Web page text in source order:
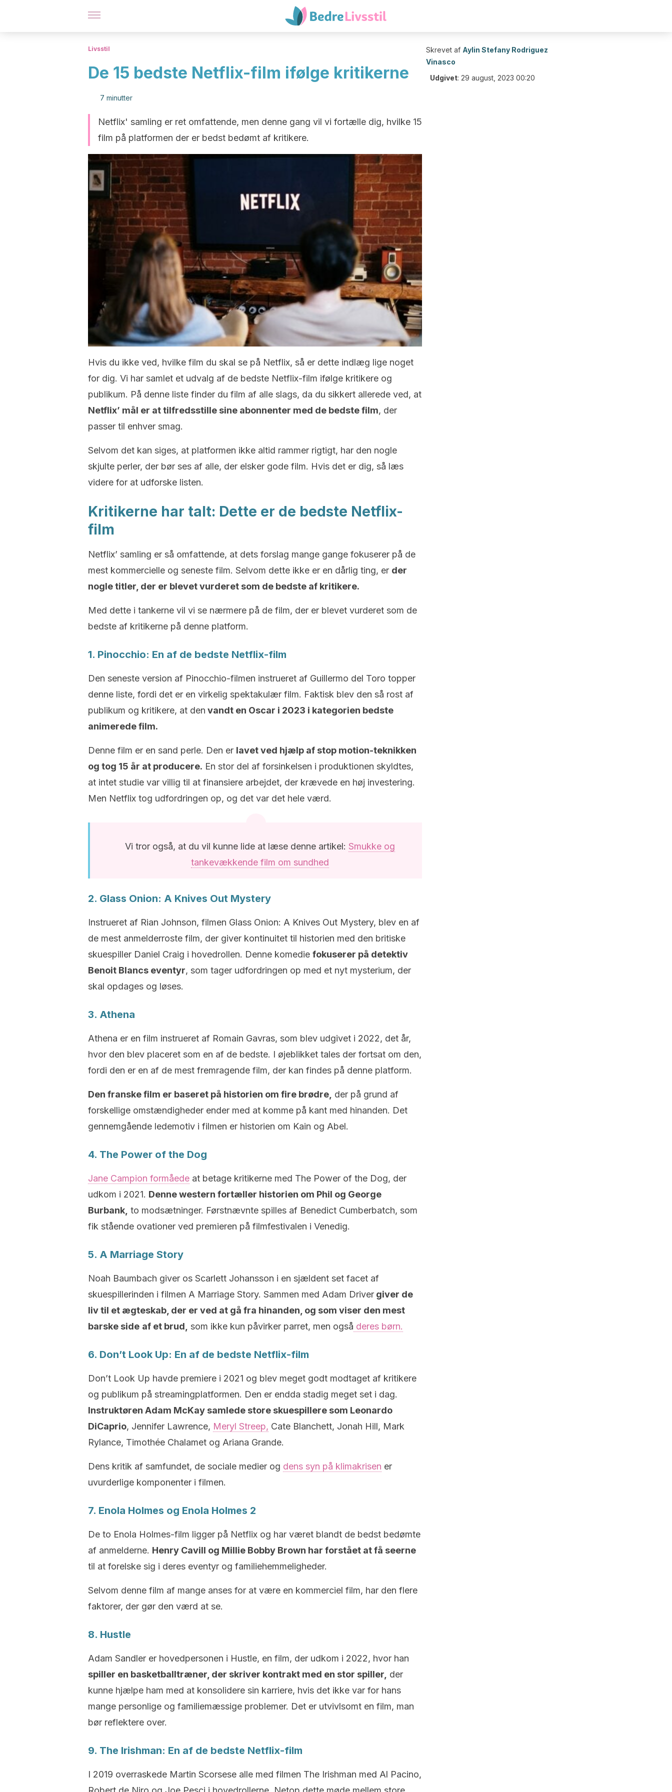
Livsstil
De 15 bedste Netflix-film ifølge kritikerne
7 minutter
Netflix' samling er ret omfattende, men denne gang vil vi fortælle dig, hvilke 15
film på platformen der er bedst bedømt af kritikere.
Hvis du ikke ved, hvilke film du skal se på Netflix, så er dette indlæg lige noget
for dig. Vi har samlet et udvalg af de bedste Netflix-film ifølge kritikere og
publikum. På denne liste finder du film af alle slags, da du sikkert allerede ved, at
Netflix’ mål er at tilfredsstille sine abonnenter med de bedste film, der
passer til enhver smag.
Selvom det kan siges, at platformen ikke altid rammer rigtigt, har den nogle
skjulte perler, der bør ses af alle, der elsker gode film. Hvis det er dig, så læs
videre for at udforske listen.
Kritikerne har talt: Dette er de bedste Netflix-
film
Netflix’ samling er så omfattende, at dets forslag mange gange fokuserer på de
mest kommercielle og seneste film. Selvom dette ikke er en dårlig ting, er der
nogle titler, der er blevet vurderet som de bedste af kritikere.
Med dette i tankerne vil vi se nærmere på de film, der er blevet vurderet som de
bedste af kritikerne på denne platform.
1. Pinocchio: En af de bedste Netflix-film
Den seneste version af Pinocchio-filmen instrueret af Guillermo del Toro topper
denne liste, fordi det er en virkelig spektakulær film. Faktisk blev den så rost af
publikum og kritikere, at den vandt en Oscar i 2023 i kategorien bedste
animerede film.
Denne film er en sand perle. Den er lavet ved hjælp af stop motion-teknikken
og tog 15 år at producere. En stor del af forsinkelsen i produktionen skyldtes,
at intet studie var villig til at finansiere arbejdet, der krævede en høj investering.
Men Netflix tog udfordringen op, og det var det hele værd.
Vi tror også, at du vil kunne lide at læse denne artikel: Smukke og
tankevækkende film om sundhed
2. Glass Onion: A Knives Out Mystery
Instrueret af Rian Johnson, filmen Glass Onion: A Knives Out Mystery, blev en af
de mest anmelderroste film, der giver kontinuitet til historien med den britiske
skuespiller Daniel Craig i hovedrollen. Denne komedie fokuserer på detektiv
Benoit Blancs eventyr, som tager udfordringen op med et nyt mysterium, der
skal opdages og løses.
3. Athena
Athena er en film instrueret af Romain Gavras, som blev udgivet i 2022, det år,
hvor den blev placeret som en af de bedste. I øjeblikket tales der fortsat om den,
fordi den er en af de mest fremragende film, der kan findes på denne platform.
Den franske film er baseret på historien om fire brødre, der på grund af
forskellige omstændigheder ender med at komme på kant med hinanden. Det
gennemgående ledemotiv i filmen er historien om Kain og Abel.
4. The Power of the Dog
Jane Campion formåede at betage kritikerne med The Power of the Dog, der
udkom i 2021. Denne western fortæller historien om Phil og George
Burbank, to modsætninger. Førstnævnte spilles af Benedict Cumberbatch, som
fik stående ovationer ved premieren på filmfestivalen i Venedig.
5. A Marriage Story
Noah Baumbach giver os Scarlett Johansson i en sjældent set facet af
skuespillerinden i filmen A Marriage Story. Sammen med Adam Driver giver de
liv til et ægteskab, der er ved at gå fra hinanden, og som viser den mest
barske side af et brud, som ikke kun påvirker parret, men også deres børn.
6. Don’t Look Up: En af de bedste Netflix-film
Don’t Look Up havde premiere i 2021 og blev meget godt modtaget af kritikere
og publikum på streamingplatformen. Den er endda stadig meget set i dag.
Instruktøren Adam McKay samlede store skuespillere som Leonardo
DiCaprio, Jennifer Lawrence, Meryl Streep, Cate Blanchett, Jonah Hill, Mark
Rylance, Timothée Chalamet og Ariana Grande.
Dens kritik af samfundet, de sociale medier og dens syn på klimakrisen er
uvurderlige komponenter i filmen.
7. Enola Holmes og Enola Holmes 2
De to Enola Holmes-film ligger på Netflix og har været blandt de bedst bedømte
af anmelderne. Henry Cavill og Millie Bobby Brown har forstået at få seerne
til at forelske sig i deres eventyr og familiehemmeligheder.
Selvom denne film af mange anses for at være en kommerciel film, har den flere
faktorer, der gør den værd at se.
8. Hustle
Adam Sandler er hovedpersonen i Hustle, en film, der udkom i 2022, hvor han
spiller en basketballtræner, der skriver kontrakt med en stor spiller, der
kunne hjælpe ham med at konsolidere sin karriere, hvis det ikke var for hans
mange personlige og familiemæssige problemer. Det er utvivlsomt en film, man
bør reflektere over.
9. The Irishman: En af de bedste Netflix-film
I 2019 overraskede Martin Scorsese alle med filmen The Irishman med Al Pacino,
Skrevet af Aylin Stefany Rodriguez
Vinasco
Udgivet: 29 august, 2023 00:20